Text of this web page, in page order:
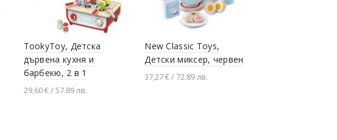
TookyToy, Детска
дървена кухня и
барбекю, 2 в 1
29,60 € / 57.89 лв.
New Classic Toys,
Детски миксер, червен
37,27 € / 72.89 лв.